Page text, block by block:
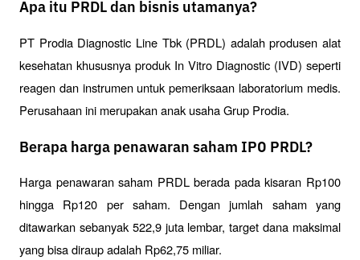
Apa itu PRDL dan bisnis utamanya?
PT Prodia Diagnostic Line Tbk (PRDL) adalah produsen alat
kesehatan khususnya produk In Vitro Diagnostic (IVD) seperti
reagen dan instrumen untuk pemeriksaan laboratorium medis.
Perusahaan ini merupakan anak usaha Grup Prodia.
Berapa harga penawaran saham IPO PRDL?
Harga penawaran saham PRDL berada pada kisaran Rp100
hingga Rp120 per saham. Dengan jumlah saham yang
ditawarkan sebanyak 522,9 juta lembar, target dana maksimal
yang bisa diraup adalah Rp62,75 miliar.